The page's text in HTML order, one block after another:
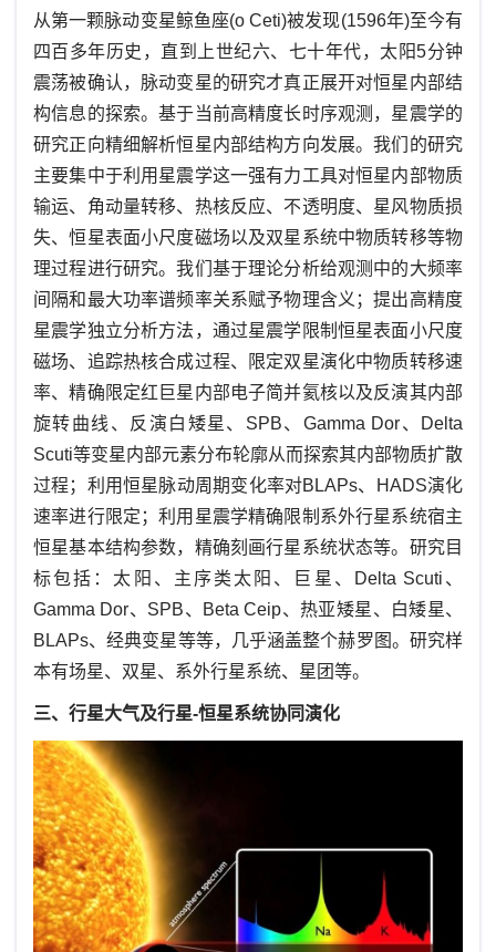
从第一颗脉动变星鲸鱼座(o Ceti)被发现(1596年)至今有
四百多年历史，直到上世纪六、七十年代，太阳5分钟
震荡被确认，脉动变星的研究才真正展开对恒星内部结
构信息的探索。基于当前高精度长时序观测，星震学的
研究正向精细解析恒星内部结构方向发展。我们的研究
主要集中于利用星震学这一强有力工具对恒星内部物质
输运、角动量转移、热核反应、不透明度、星风物质损
失、恒星表面小尺度磁场以及双星系统中物质转移等物
理过程进行研究。我们基于理论分析给观测中的大频率
间隔和最大功率谱频率关系赋予物理含义；提出高精度
星震学独立分析方法，通过星震学限制恒星表面小尺度
磁场、追踪热核合成过程、限定双星演化中物质转移速
率、精确限定红巨星内部电子简并氦核以及反演其内部
旋转曲线、反演白矮星、SPB、Gamma Dor、Delta
Scuti等变星内部元素分布轮廓从而探索其内部物质扩散
过程；利用恒星脉动周期变化率对BLAPs、HADS演化
速率进行限定；利用星震学精确限制系外行星系统宿主
恒星基本结构参数，精确刻画行星系统状态等。研究目
标包括：太阳、主序类太阳、巨星、Delta Scuti、
Gamma Dor、SPB、Beta Ceip、热亚矮星、白矮星、
BLAPs、经典变星等等，几乎涵盖整个赫罗图。研究样
本有场星、双星、系外行星系统、星团等。
三、行星大气及行星-恒星系统协同演化